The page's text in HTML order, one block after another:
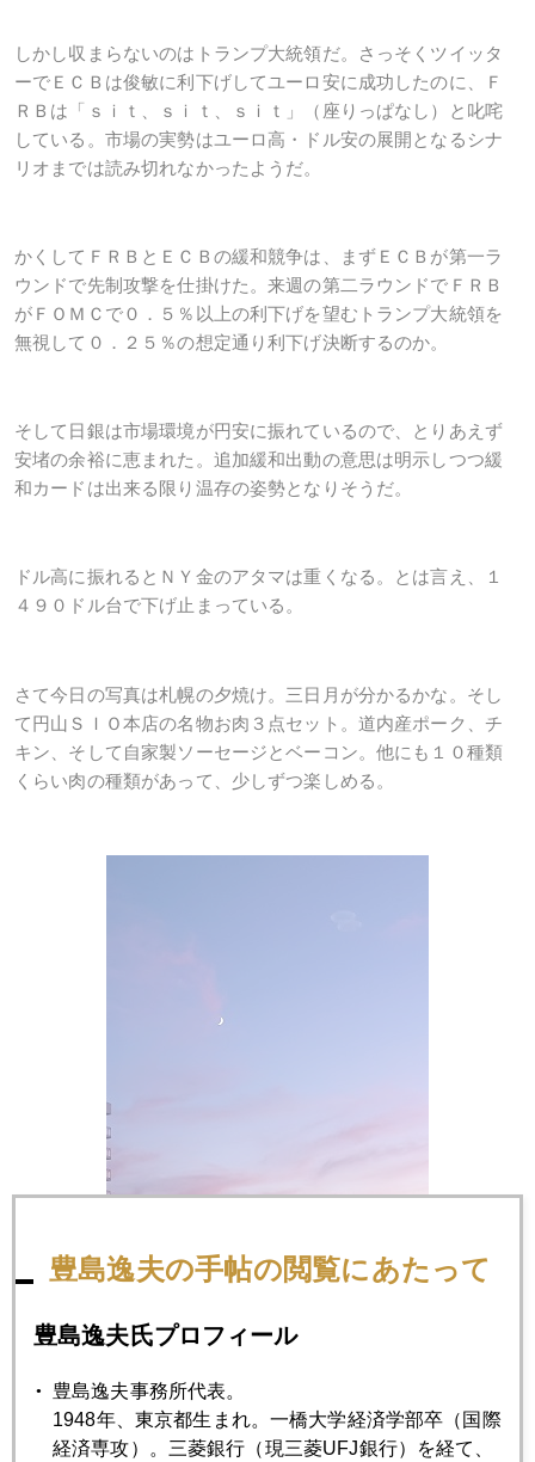
しかし収まらないのはトランプ大統領だ。さっそくツイッタ
ーでＥＣＢは俊敏に利下げしてユーロ安に成功したのに、Ｆ
ＲＢは「ｓｉｔ、ｓｉｔ、ｓｉｔ」（座りっぱなし）と叱咤
している。市場の実勢はユーロ高・ドル安の展開となるシナ
リオまでは読み切れなかったようだ。
かくしてＦＲＢとＥＣＢの緩和競争は、まずＥＣＢが第一ラ
ウンドで先制攻撃を仕掛けた。来週の第二ラウンドでＦＲＢ
がＦＯＭＣで０．５％以上の利下げを望むトランプ大統領を
無視して０．２５％の想定通り利下げ決断するのか。
そして日銀は市場環境が円安に振れているので、とりあえず
安堵の余裕に恵まれた。追加緩和出動の意思は明示しつつ緩
和カードは出来る限り温存の姿勢となりそうだ。
ドル高に振れるとＮＹ金のアタマは重くなる。とは言え、１
４９０ドル台で下げ止まっている。
さて今日の写真は札幌の夕焼け。三日月が分かるかな。そし
て円山ＳＩＯ本店の名物お肉３点セット。道内産ポーク、チ
キン、そして自家製ソーセージとベーコン。他にも１０種類
くらい肉の種類があって、少しずつ楽しめる。
豊島逸夫の手帖の閲覧にあたって
豊島逸夫氏プロフィール
豊島逸夫事務所代表。
1948年、東京都生まれ。一橋大学経済学部卒（国際
経済専攻）。三菱銀行（現三菱UFJ銀行）を経て、